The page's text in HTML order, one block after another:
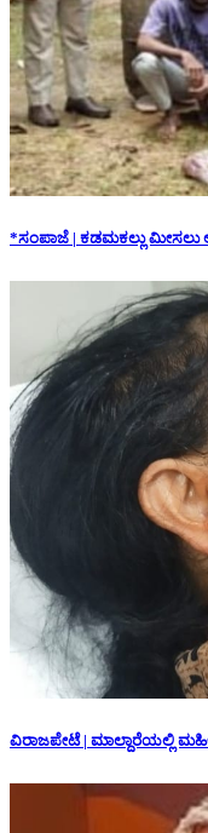
*ಸಂಪಾಜೆ | ಕಡಮಕಲ್ಲು ಮೀಸಲು
ವಿರಾಜಪೇಟೆ | ಮಾಲ್ದಾರೆಯಲ್ಲಿ